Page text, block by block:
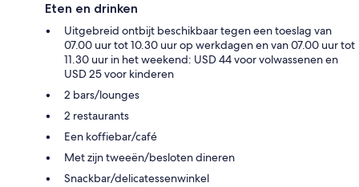
Eten en drinken
Uitgebreid ontbijt beschikbaar tegen een toeslag van
07.00 uur tot 10.30 uur op werkdagen en van 07.00 uur tot
11.30 uur in het weekend: USD 44 voor volwassenen en
USD 25 voor kinderen
2 bars/lounges
2 restaurants
Een koffiebar/café
Met zijn tweeën/besloten dineren
Snackbar/delicatessenwinkel